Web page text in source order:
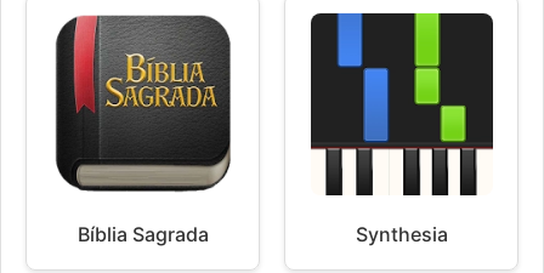
Bíblia Sagrada Synthesia